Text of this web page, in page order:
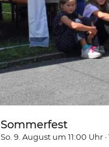
Sommerfest
So. 9. August um 11:00 Uhr ·